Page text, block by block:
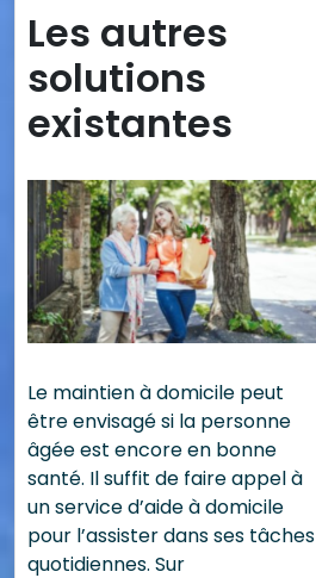
Les autres
solutions
existantes
Le maintien à domicile peut
être envisagé si la personne
âgée est encore en bonne
santé. Il suffit de faire appel à
un service d’aide à domicile
pour l’assister dans ses tâches
quotidiennes. Sur